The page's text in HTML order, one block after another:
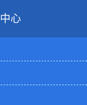
公司介绍
心